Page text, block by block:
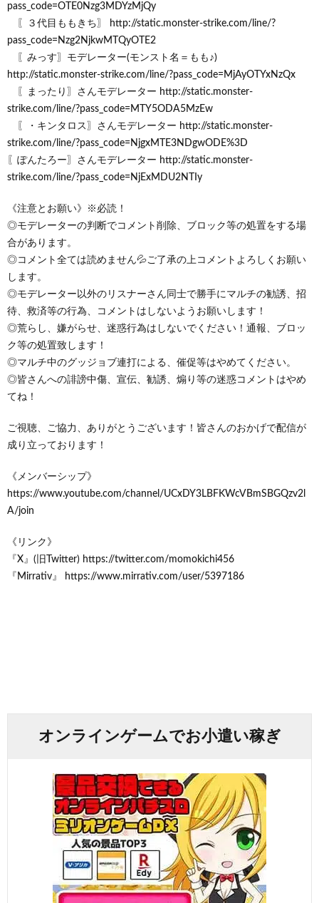
pass_code=OTE0Nzg3MDYzMjQy
〖３代目ももきち〗 http://static.monster-strike.com/line/?
pass_code=Nzg2NjkwMTQyOTE2
〖みっす〗モデレーター(モンスト名＝もも♪)
http://static.monster-strike.com/line/?pass_code=MjAyOTYxNzQx
〖まったり〗さんモデレーター http://static.monster-
strike.com/line/?pass_code=MTY5ODA5MzEw
〖・キンタロス〗さんモデレーター ​http://static.monster-
strike.com/line/?pass_code=NjgxMTE3NDgwODE%3D
〖ぽんたろー〗さんモデレーター ​​​​​http://static.monster-
strike.com/line/?pass_code=NjExMDU2NTIy
《注意とお願い》※必読！
◎モデレーターの判断でコメント削除、ブロック等の処置をする場
合があります。
◎コメント全ては読めません💦ご了承の上コメントよろしくお願い
します。
◎モデレーター以外のリスナーさん同士で勝手にマルチの勧誘、招
待、救済等の行為、コメントはしないようお願いします！
◎荒らし、嫌がらせ、迷惑行為はしないでください！通報、ブロッ
ク等の処置致します！
◎マルチ中のグッジョブ連打による、催促等はやめてください。
◎皆さんへの誹謗中傷、宣伝、勧誘、煽り等の迷惑コメントはやめ
てね！
ご視聴、ご協力、ありがとうございます！皆さんのおかげで配信が
成り立っております！
《メンバーシップ》
https://www.youtube.com/channel/UCxDY3LBFKWcVBmSBGQzv2l
A/join
《リンク》
『X』(旧Twitter) https://twitter.com/momokichi456
『Mirrativ』 https://www.mirrativ.com/user/5397186
オンラインゲームでお小遣い稼ぎ